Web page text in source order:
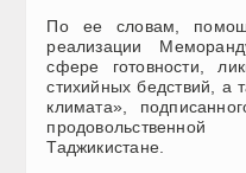
По ее словам,
реализации
сфере готовности,
стихийных бедствий, а
климата»,
Таджикистане.